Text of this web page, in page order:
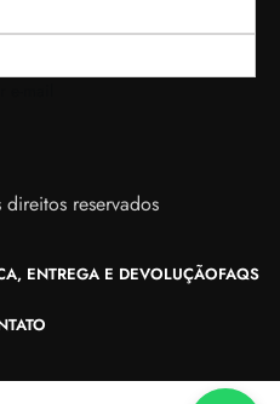
reservados
ENTREGA E DEVOLUÇÃOFAQS